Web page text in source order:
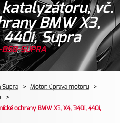
katalyzátoru, vč.
BMW X3,
Supra
B58-SUPRA
Supra > Motor, úprava motoru
>
>
ochrany BMW X3, X4, 340i, 440i,